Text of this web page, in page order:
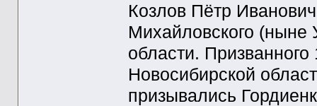
Козлов Пётр
Михайловского (ныне
области.
Новосибирской
призывались